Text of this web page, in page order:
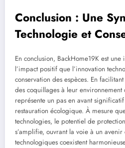
Conclusion : Une
Technologie et
En conclusion, BackHome19K est
l’impact positif que l’innovation
conservation des espèces. En
des coquillages à leur environnement
représente un pas en avant
restauration écologique. À mesure
technologies, le potentiel de
s’amplifie, ouvrant la voie à un avenir
technologiques coexistent